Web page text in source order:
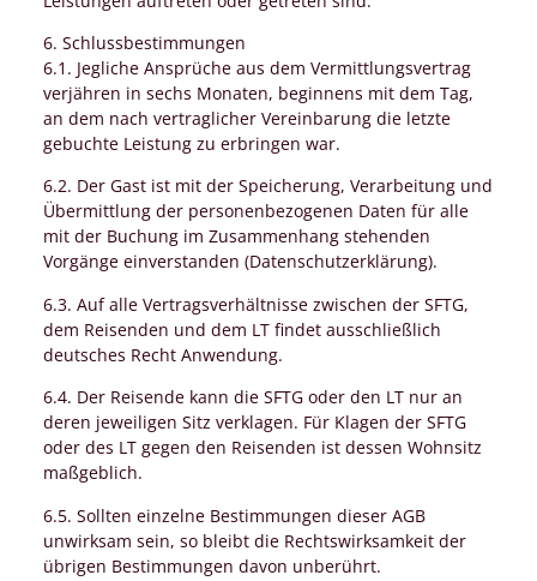
6. Schlussbestimmungen
6.1. Jegliche Ansprüche aus dem Vermittlungsvertrag
verjähren in sechs Monaten, beginnens mit dem Tag,
an dem nach vertraglicher Vereinbarung die letzte
gebuchte Leistung zu erbringen war.
6.2. Der Gast ist mit der Speicherung, Verarbeitung und
Übermittlung der personenbezogenen Daten für alle
mit der Buchung im Zusammenhang stehenden
Vorgänge einverstanden (Datenschutzerklärung).
6.3. Auf alle Vertragsverhältnisse zwischen der SFTG,
dem Reisenden und dem LT findet ausschließlich
deutsches Recht Anwendung.
6.4. Der Reisende kann die SFTG oder den LT nur an
deren jeweiligen Sitz verklagen. Für Klagen der SFTG
oder des LT gegen den Reisenden ist dessen Wohnsitz
maßgeblich.
6.5. Sollten einzelne Bestimmungen dieser AGB
unwirksam sein, so bleibt die Rechtswirksamkeit der
übrigen Bestimmungen davon unberührt.